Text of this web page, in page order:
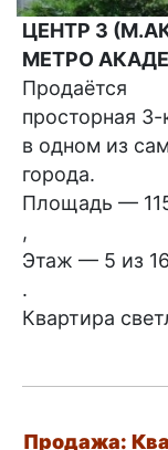
ЦЕНТР 3
МЕТРО
Продаётся
просторная 3-
в одном из
города.
Площадь —
,
Этаж — 5 из 16
.
Квартира
Продажа: